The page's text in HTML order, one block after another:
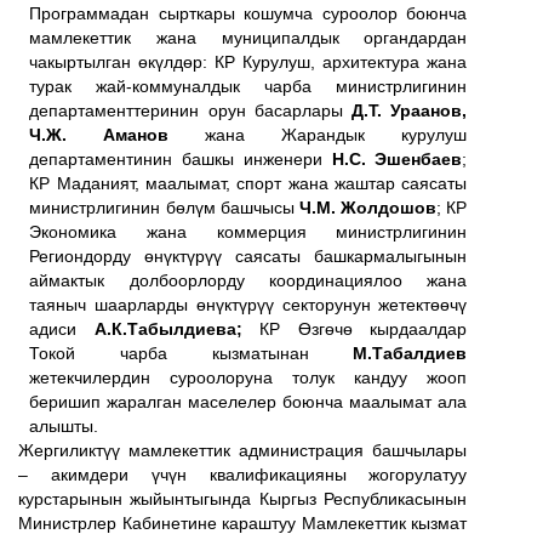
Программадан сырткары кошумча суроолор боюнча
мамлекеттик жана муниципалдык органдардан
чакыртылган өкүлдөр: КР Курулуш, архитектура жана
турак жай-коммуналдык чарба министрлигинин
департаменттеринин орун басарларыД.Т. Ураанов,
Ч.Ж. Амановжана Жарандык курулуш
департаментинин башкы инженери Н.С. Эшенбаев;
КР Маданият, маалымат, спорт жана жаштар саясаты
министрлигинин бөлүм башчысыЧ.М. Жолдошов; КР
Экономика жана коммерция министрлигинин
Региондорду өнүктүрүү саясаты башкармалыгынын
аймактык долбоорлорду координациялоо жана
таяныч шаарларды өнүктүрүү секторунун жетектөөчү
адиси А.К.Табылдиева; КР Өзгөчө кырдаалдар
Токой чарба кызматынан М.Табалдиев
жетекчилердин суроолоруна толук кандуу жооп
беришип жаралган маселелер боюнча маалымат ала
алышты.
Жергиликтүү мамлекеттик администрация башчылары
– акимдери үчүн квалификацияны жогорулатуу
курстарынын жыйынтыгында Кыргыз Республикасынын
Министрлер Кабинетине караштуу Мамлекеттик кызмат